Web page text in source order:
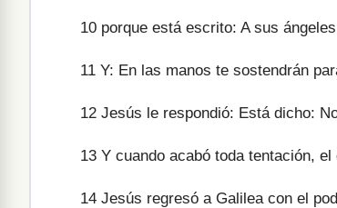
10 porque está escrito: A sus
11 Y: En las manos te sostendrán
12 Jesús le respondió: Está dicho:
13 Y cuando acabó toda tentación,
14 Jesús regresó a Galilea con el